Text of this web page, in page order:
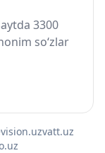
3300
so‘zlar
vatt.uz